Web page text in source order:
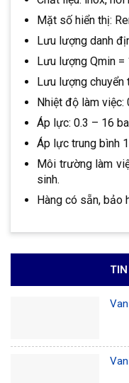
Mặt số hiển thị:
Lưu lượng danh
Lưu lượng Qmin
Lưu lượng chuyển
Nhiệt độ làm việc:
Áp lực: 0.3 – 16
Áp lực trung bình
Môi trường làm
sinh.
Hàng có sẵn, bảo